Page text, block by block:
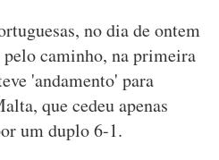
no dia de ontem
caminho, na primeira
'andamento' para
que cedeu apenas
um duplo 6-1.